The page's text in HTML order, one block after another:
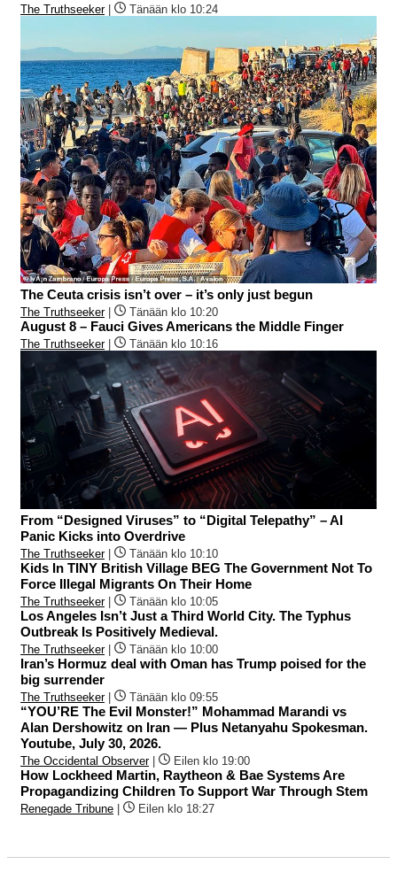
The Truthseeker| Tänään klo 10:24
The Ceuta crisis isn’t over – it’s only just begun
The Truthseeker| Tänään klo 10:20
August 8 – Fauci Gives Americans the Middle Finger
The Truthseeker| Tänään klo 10:16
From “Designed Viruses” to “Digital Telepathy” – AI
Panic Kicks into Overdrive
The Truthseeker| Tänään klo 10:10
Kids In TINY British Village BEG The Government Not To
Force Illegal Migrants On Their Home
The Truthseeker| Tänään klo 10:05
Los Angeles Isn’t Just a Third World City. The Typhus
Outbreak Is Positively Medieval.
The Truthseeker| Tänään klo 10:00
Iran’s Hormuz deal with Oman has Trump poised for the
big surrender
The Truthseeker| Tänään klo 09:55
“YOU’RE The Evil Monster!” Mohammad Marandi vs
Alan Dershowitz on Iran — Plus Netanyahu Spokesman.
Youtube, July 30, 2026.
The Occidental Observer| Eilen klo 19:00
How Lockheed Martin, Raytheon & Bae Systems Are
Propagandizing Children To Support War Through Stem
Renegade Tribune Eilen klo 18:27